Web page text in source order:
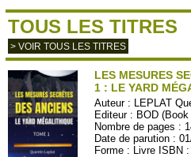
TOUS LES TITRES
> VOIR TOUS LES TITRES
LES MESURES
1 : LE YARD
Auteur : LEPLAT
Editeur : BOD
Nombre de pages :
Date de parution :
Forme : Livre ISBN